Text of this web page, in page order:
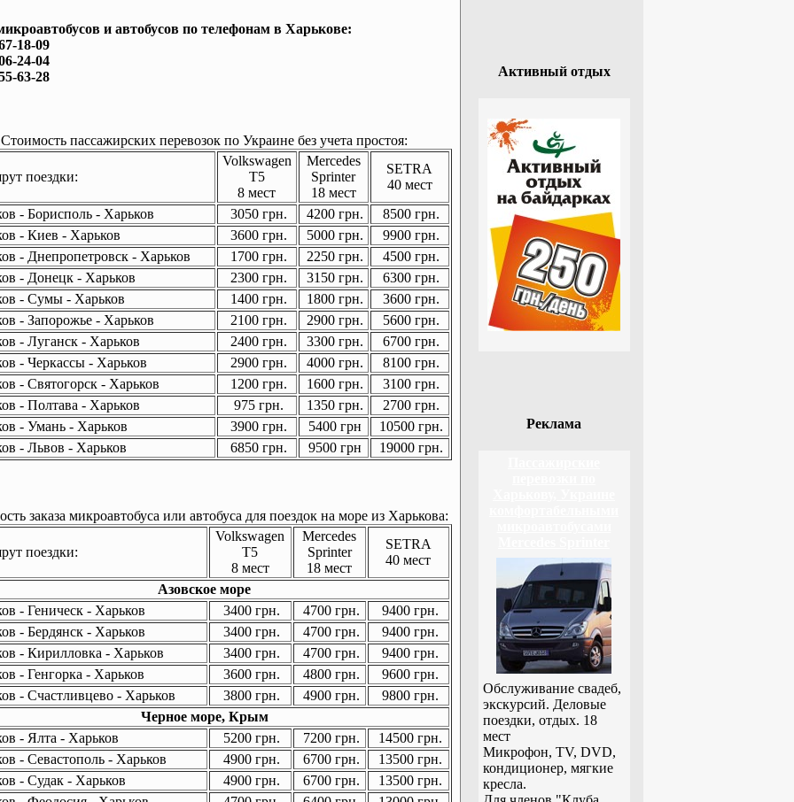
и автобусов по телефонам в Харькове:
18-09
24-04
63-28
Стоимость пассажирских перевозок по Украине без учета простоя:
поездки:
Volkswagen
T5
8 мест
Mercedes
Sprinter
18 мест
SETRA
40 мест
- Борисполь - Харьков
3050 грн. 4200 грн.
8500 грн.
- Киев - Харьков
3600 грн. 5000 грн.
9900 грн.
- Днепропетровск - Харьков
1700 грн. 2250 грн.
4500 грн.
- Донецк - Харьков
2300 грн. 3150 грн.
6300 грн.
- Сумы - Харьков
1400 грн. 1800 грн.
3600 грн.
- Запорожье - Харьков
2100 грн. 2900 грн.
5600 грн.
- Луганск - Харьков
2400 грн. 3300 грн.
6700 грн.
- Черкассы - Харьков
2900 грн. 4000 грн.
8100 грн.
- Святогорск - Харьков
1200 грн. 1600 грн.
3100 грн.
- Полтава - Харьков
975 грн. 1350 грн.
2700 грн.
- Умань - Харьков
3900 грн. 5400 грн
10500 грн.
- Львов - Харьков
6850 грн. 9500 грн 19000 грн.
заказа микроавтобуса или автобуса для поездок на море из Харькова:
поездки:
Volkswagen
T5
8 мест
Mercedes
Sprinter
18 мест
SETRA
40 мест
Азовское море
- Геническ - Харьков
3400 грн. 4700 грн.
9400 грн.
- Бердянск - Харьков
3400 грн. 4700 грн.
9400 грн.
- Кирилловка - Харьков
3400 грн. 4700 грн.
9400 грн.
- Генгорка - Харьков
3600 грн. 4800 грн.
9600 грн.
- Счастливцево - Харьков
3800 грн. 4900 грн.
9800 грн.
Черное море, Крым
- Ялта - Харьков
5200 грн. 7200 грн.
14500 грн.
- Севастополь - Харьков
4900 грн. 6700 грн.
13500 грн.
- Судак - Харьков
4900 грн. 6700 грн.
13500 грн.
Активный отдых
Реклама
Обслуживание свадеб,
экскурсий. Деловые
поездки, отдых. 18
мест
Микрофон, TV, DVD,
кондиционер, мягкие
кресла.